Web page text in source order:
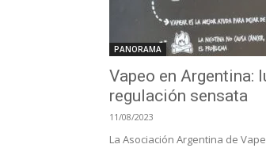
PANORAMA
Vapeo en Argentina:
regulación sensata
11/08/2023
La Asociación Argentina de